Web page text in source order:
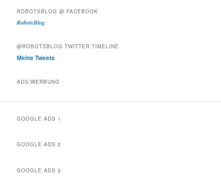
ROBOTSBLOG @ FACEBOOK
RobotsBlog
@ROBOTSBLOG TWITTER TIMELINE
Meine Tweets
ADS/WERBUNG
GOOGLE ADS 1
GOOGLE ADS 2
GOOGLE ADS 3